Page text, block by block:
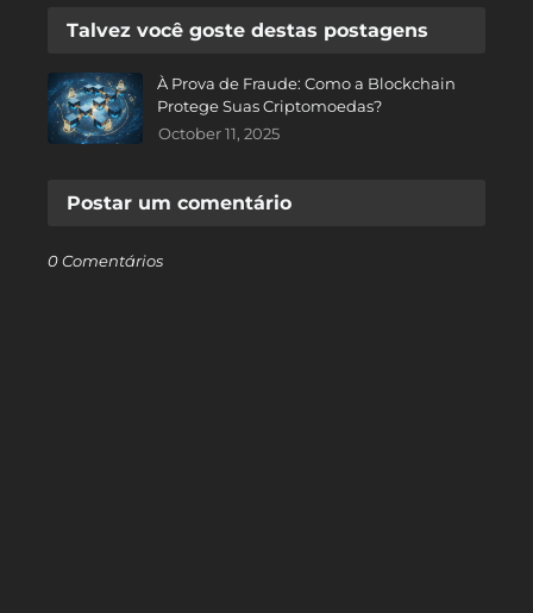
Talvez você goste destas postagens
À Prova de Fraude: Como a Blockchain
Protege Suas Criptomoedas?
October 11, 2025
Postar um comentário
0 Comentários